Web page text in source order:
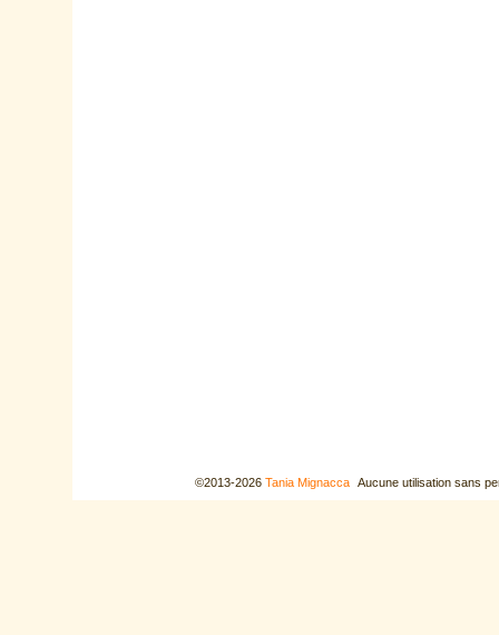
©2013-2026 Tania Mignacca Aucune utilisation sans